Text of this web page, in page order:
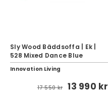
Sly Wood Bäddsoffa | Ek |
528 Mixed Dance Blue
Innovation Living
17 550 kr 13 990 kr